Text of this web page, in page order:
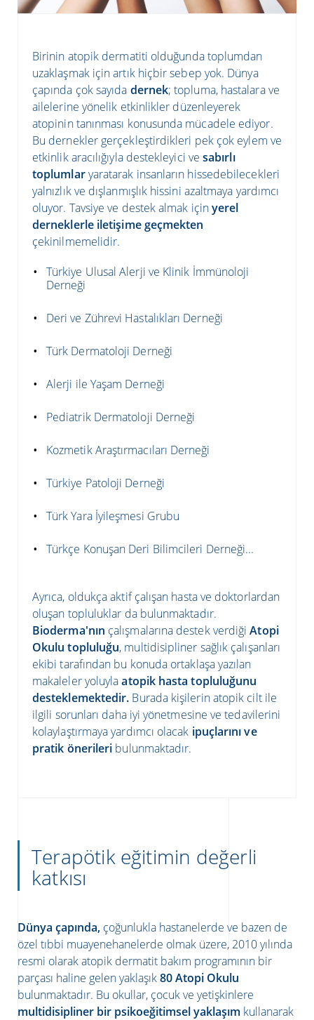
Birinin atopik dermatiti olduğunda toplumdan
uzaklaşmak için artık hiçbir sebep yok. Dünya
çapında çok sayıda dernek; topluma, hastalara ve
ailelerine yönelik etkinlikler düzenleyerek
atopinin tanınması konusunda mücadele ediyor.
Bu dernekler gerçekleştirdikleri pek çok eylem ve
etkinlik aracılığıyla destekleyici vesabırlı
toplumlaryaratarak insanların hissedebilecekleri
yalnızlık ve dışlanmışlık hissini azaltmaya yardımcı
oluyor. Tavsiye ve destek almak içinyerel
derneklerle iletişime geçmekten
çekinilmemelidir.
Türkiye Ulusal Alerji ve Klinik İmmünoloji
Derneği
Deri ve Zührevi Hastalıkları Derneği
Türk Dermatoloji Derneği
Alerji ile Yaşam Derneği
Pediatrik Dermatoloji Derneği
Kozmetik Araştırmacıları Derneği
Türkiye Patoloji Derneği
Türk Yara İyileşmesi Grubu
Türkçe Konuşan Deri Bilimcileri Derneği...
Ayrıca, oldukça aktif çalışan hasta ve doktorlardan
oluşan topluluklar da bulunmaktadır.
Bioderma'nın çalışmalarına destek verdiğiAtopi
Okulu topluluğu, multidisipliner sağlık çalışanları
ekibi tarafından bu konuda ortaklaşa yazılan
makaleler yoluylaatopik hasta topluluğunu
desteklemektedir. Burada kişilerin atopik cilt ile
ilgili sorunları daha iyi yönetmesine ve tedavilerini
kolaylaştırmaya yardımcı olacak ipuçlarını ve
pratik önerileri bulunmaktadır.
Terapötik eğitimin değerli
katkısı
Dünya çapında, çoğunlukla hastanelerde ve bazen de
özel tıbbi muayenehanelerde olmak üzere, 2010 yılında
resmi olarak atopik dermatit bakım programının bir
parçası haline gelen yaklaşık80 Atopi Okulu
bulunmaktadır. Bu okullar, çocuk ve yetişkinlere
multidisipliner bir psikoeğitimsel yaklaşım kullanarak